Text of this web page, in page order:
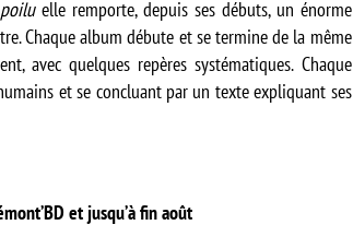
elle remporte, depuis ses débuts, un énorme
Chaque album débute et se termine de la même
avec quelques repères systématiques. Chaque
et se concluant par un texte expliquant ses
et jusqu’à fin août